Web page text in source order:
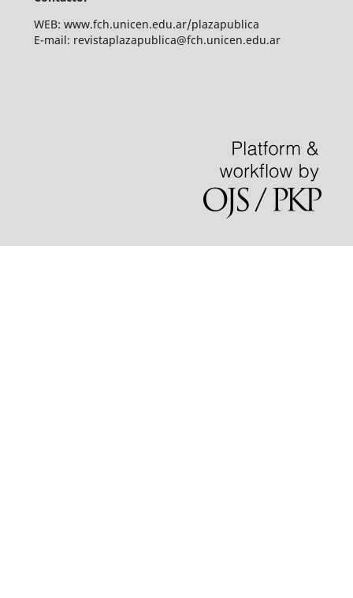
WEB: www.fch.unicen.edu.ar/plazapublica
E-mail: revistaplazapublica@fch.unicen.edu.ar